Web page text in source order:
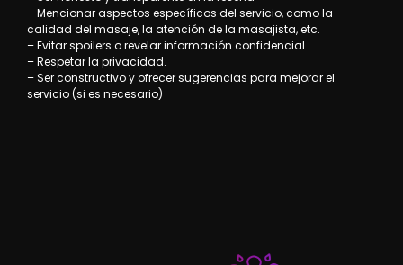
– Mencionar aspectos específicos del servicio, como la
calidad del masaje, la atención de la masajista, etc.
– Evitar spoilers o revelar información confidencial
– Respetar la privacidad.
– Ser constructivo y ofrecer sugerencias para mejorar el
servicio (si es necesario)